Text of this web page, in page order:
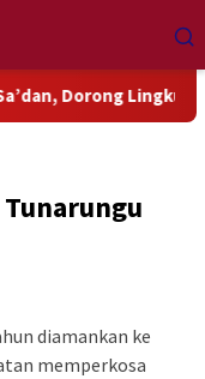
Lingkungan
diamankan ke
memperkosa